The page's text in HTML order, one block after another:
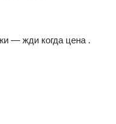
— жди когда цена .